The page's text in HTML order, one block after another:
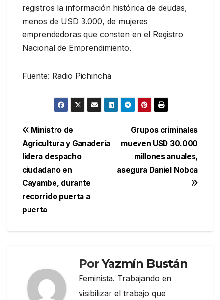
registros la información histórica de deudas,
menos de USD 3.000, de mujeres
emprendedoras que consten en el Registro
Nacional de Emprendimiento.
Fuente: Radio Pichincha
Navegación
de
entradas
Grupos criminales
mueven USD 30.000
millones anuales,
asegura Daniel Noboa
Ministro de
Agricultura y Ganadería
lidera despacho
ciudadano en
Cayambe, durante
recorrido puerta a
puerta
PorYazmín Bustán
Feminista. Trabajando en
visibilizar el trabajo que